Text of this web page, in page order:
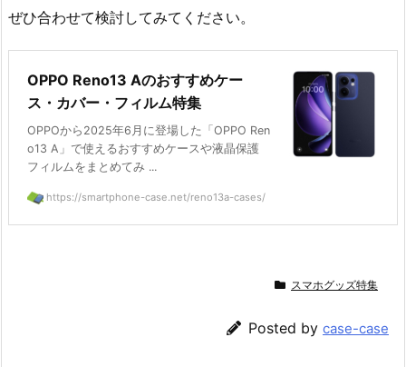
ぜひ合わせて検討してみてください。
OPPO Reno13 Aのおすすめケー
ス・カバー・フィルム特集
OPPOから2025年6月に登場した「OPPO Ren
o13 A」で使えるおすすめケースや液晶保護
フィルムをまとめてみ ...
https://smartphone-case.net/reno13a-cases/
スマホグッズ特集
Posted by case-case